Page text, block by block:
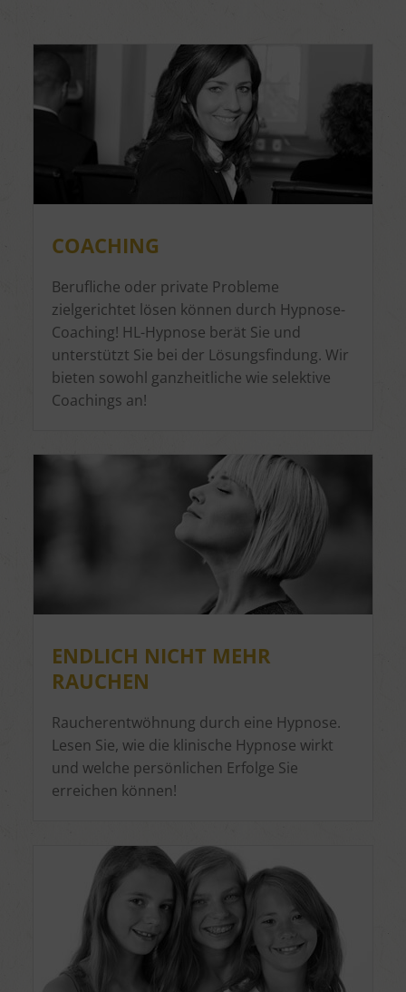
COACHING
Berufliche oder private Probleme
zielgerichtet lösen können durch Hypnose-
Coaching! HL-Hypnose berät Sie und
unterstützt Sie bei der Lösungsfindung. Wir
bieten sowohl ganzheitliche wie selektive
Coachings an!
ENDLICH NICHT MEHR
RAUCHEN
Raucherentwöhnung durch eine Hypnose.
Lesen Sie, wie die klinische Hypnose wirkt
und welche persönlichen Erfolge Sie
erreichen können!